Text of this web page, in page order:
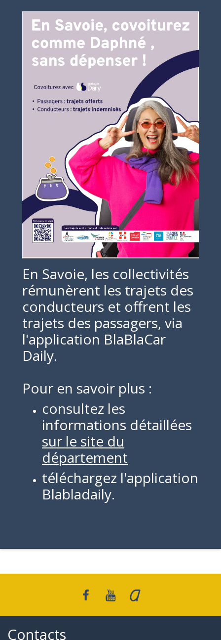
En Savoie, les collectivités
rémunèrent les trajets des
conducteurs et offrent les
trajets des passagers, via
l'application BlaBlaCar
Daily.
Pour en savoir plus :
consultez les
informations détaillées
sur le site du
département
téléchargez l'application
Blabladaily.
Contacts